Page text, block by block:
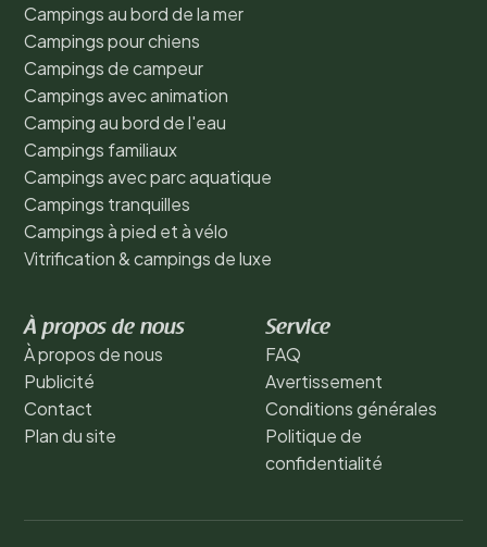
Campings au bord de la mer
Campings pour chiens
Campings de campeur
Campings avec animation
Camping au bord de l'eau
Campings familiaux
Campings avec parc aquatique
Campings tranquilles
Campings à pied et à vélo
Vitrification & campings de luxe
À propos de nous
À propos de nous
Publicité
Contact
Plan du site
Service
FAQ
Avertissement
Conditions générales
Politique de
confidentialité